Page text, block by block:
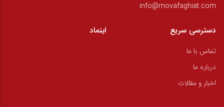
info@movafaghiat.com
دسترسی سریع
تماس با ما
درباره ما
اخبار و مقالات
اینماد